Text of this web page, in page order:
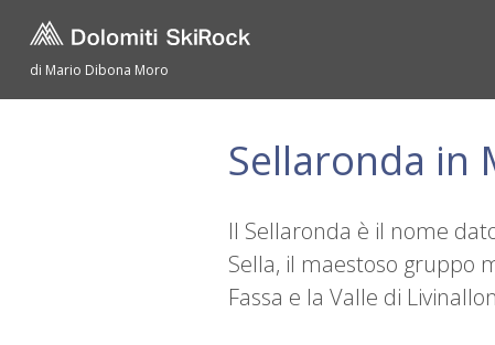
di Mario Dibona Moro
Sellaronda in
Il Sellaronda è il nome
Sella, il maestoso gruppo
Fassa e la Valle di